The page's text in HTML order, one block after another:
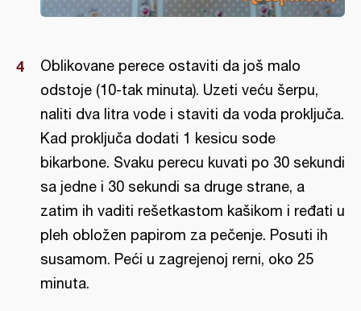
Oblikovane perece ostaviti da još malo
odstoje (10-tak minuta). Uzeti veću šerpu,
naliti dva litra vode i staviti da voda proključa.
Kad proključa dodati 1 kesicu sode
bikarbone. Svaku perecu kuvati po 30 sekundi
sa jedne i 30 sekundi sa druge strane, a
zatim ih vaditi rešetkastom kašikom i ređati u
pleh obložen papirom za pečenje. Posuti ih
susamom. Peći u zagrejenoj rerni, oko 25
minuta.